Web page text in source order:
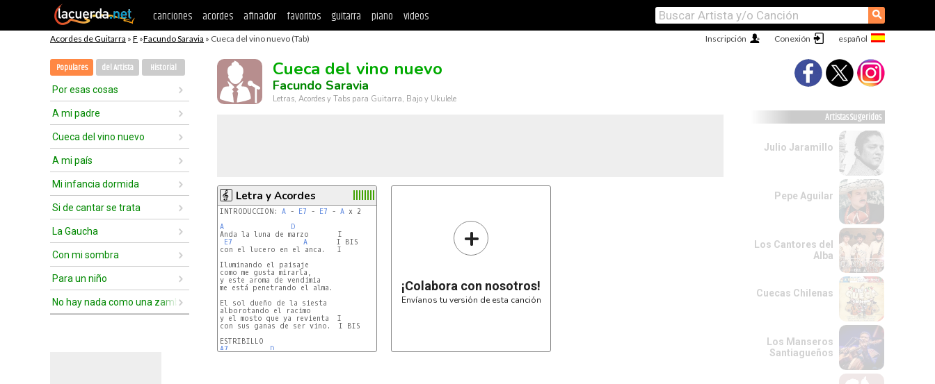
canciones acordes afinador favoritos guitarra piano videos ⚲
Acordes de Guitarra » F »Facundo Saravia » Cueca del vino nuevo (Tab) Conexión
Inscripción
Populares del Artista Historial
Por esas cosas
A mi padre
Cueca del vino nuevo
A mi país
Mi infancia dormida
Si de cantar se trata
La Gaucha
Con mi sombra
Para un niño
No hay nada como una zamba
Cueca del vino nuevo
Facundo Saravia
Letras, Acordes y Tabs para Guitarra, Bajo y Ukulele
Letra y Acordes
INTRODUCCIÓN: A - E7 - E7 - A x 2
A
D
Anda la luna de marzo       I
E7
A
       I BIS
con el lucero en el anca.   I
Iluminando el paisaje
como me gusta mirarla,
y este aroma de vendimia
me está penetrando el alma.
El sol dueño de la siesta
alborotando el racimo
y el mosto que ya revienta  I
con sus ganas de ser vino.  I BIS
A7
D
+
¡Colabora con nosotros!
Envíanos tu versión de esta canción
Artistas Sugeridos
Julio Jaramillo
Pepe Aguilar
Los Cantores del
Alba
Cuecas Chilenas
Los Manseros
Santiagueños